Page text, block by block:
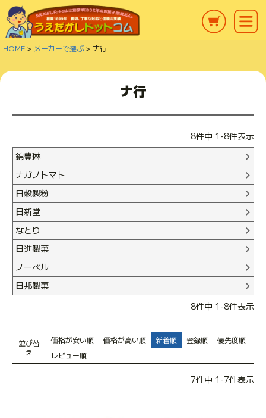
HOME メーカーで選ぶ ナ行
ナ行
8件中 1 -8件表示
錦豊琳
ナガノトマト
日穀製粉
日新堂
なとり
日進製菓
ノーベル
日邦製菓
8件中 1 -8件表示
並び替
え
価格が安い順 価格が高い順 新着順 登録順
優先度順
レビュー順
7件中 1 -7件表示